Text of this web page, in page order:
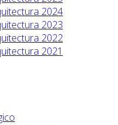
2024
2023
2022
2021